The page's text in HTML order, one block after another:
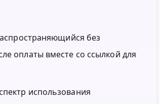
без
оплаты вместе со ссылкой для
использования